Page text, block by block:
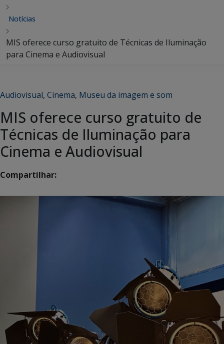
Notícias
MIS oferece curso gratuito de Técnicas de Iluminação
para Cinema e Audiovisual
Audiovisual, Cinema, Museu da imagem e som
MIS oferece curso gratuito de
Técnicas de Iluminação para
Cinema e Audiovisual
Compartilhar: